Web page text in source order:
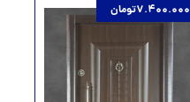
7.400.000تومان